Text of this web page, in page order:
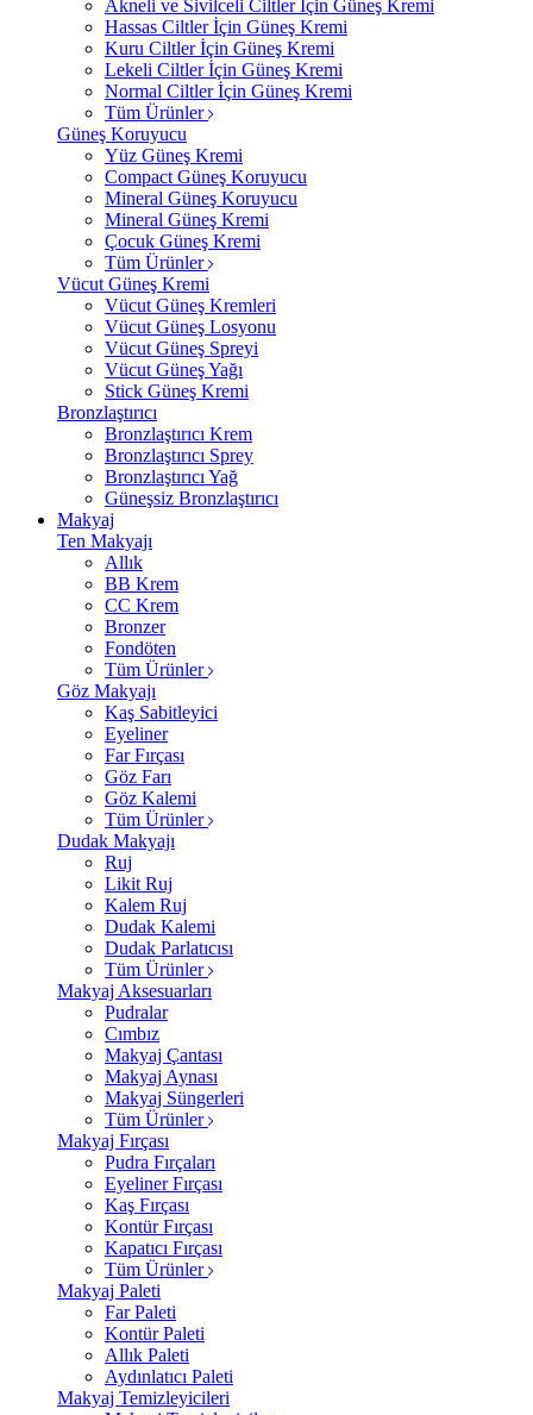
Akneli ve Sivilceli Ciltler İçin Güneş Kremi
Hassas Ciltler İçin Güneş Kremi
Kuru Ciltler İçin Güneş Kremi
Lekeli Ciltler İçin Güneş Kremi
Normal Ciltler İçin Güneş Kremi
Tüm Ürünler
Güneş Koruyucu
Yüz Güneş Kremi
Compact Güneş Koruyucu
Mineral Güneş Koruyucu
Mineral Güneş Kremi
Çocuk Güneş Kremi
Tüm Ürünler
Vücut Güneş Kremi
Vücut Güneş Kremleri
Vücut Güneş Losyonu
Vücut Güneş Spreyi
Vücut Güneş Yağı
Stick Güneş Kremi
Bronzlaştırıcı
Bronzlaştırıcı Krem
Bronzlaştırıcı Sprey
Bronzlaştırıcı Yağ
Güneşsiz Bronzlaştırıcı
Makyaj
Ten Makyajı
Allık
BB Krem
CC Krem
Bronzer
Fondöten
Tüm Ürünler
Göz Makyajı
Kaş Sabitleyici
Eyeliner
Far Fırçası
Göz Farı
Göz Kalemi
Tüm Ürünler
Dudak Makyajı
Ruj
Likit Ruj
Kalem Ruj
Dudak Kalemi
Dudak Parlatıcısı
Tüm Ürünler
Makyaj Aksesuarları
Pudralar
Cımbız
Makyaj Çantası
Makyaj Aynası
Makyaj Süngerleri
Tüm Ürünler
Makyaj Fırçası
Pudra Fırçaları
Eyeliner Fırçası
Kaş Fırçası
Kontür Fırçası
Kapatıcı Fırçası
Tüm Ürünler
Makyaj Paleti
Far Paleti
Kontür Paleti
Allık Paleti
Aydınlatıcı Paleti
Makyaj Temizleyicileri